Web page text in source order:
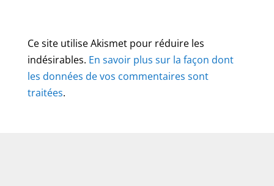
Ce site utilise Akismet pour réduire les
indésirables. En savoir plus sur la façon dont
les données de vos commentaires sont
traitées.